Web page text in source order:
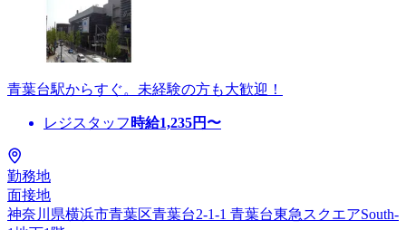
青葉台駅からすぐ。未経験の方も大歓迎！
レジスタッフ 時給1,235円〜
勤務地
面接地
神奈川県横浜市青葉区青葉台2-1-1 青葉台東急スクエアSouth-